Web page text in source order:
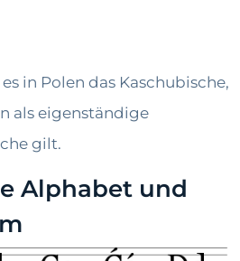
in Polen das Kaschubische,
als eigenständige
gilt.
Alphabet und